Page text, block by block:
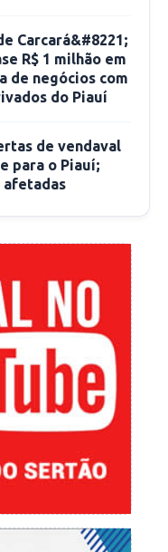
Carcará&#8221;
R$ 1 milhão em
de negócios com
do Piauí
de vendaval
para o Piauí;
afetadas